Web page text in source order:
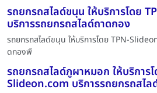
รถยกรถสไลด์ขนุน ให้บริการโดย
บริการรถยกรถสไลด์ถาดกอง
รถยกรถสไลด์ขนุน ให้บริการโดย TPN-
ดกองพื
รถยกรถสไลด์ภูผาหมอก ให้บริการ
Slideon.com บริการรถยกรถสไล